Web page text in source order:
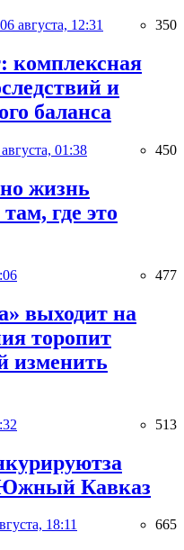
06 августа, 12:31 350
комплексная
и
баланса
01:38 450
жизнь
где это
477
выходит на
торопит
изменить
513
Кавказ
18:11 665